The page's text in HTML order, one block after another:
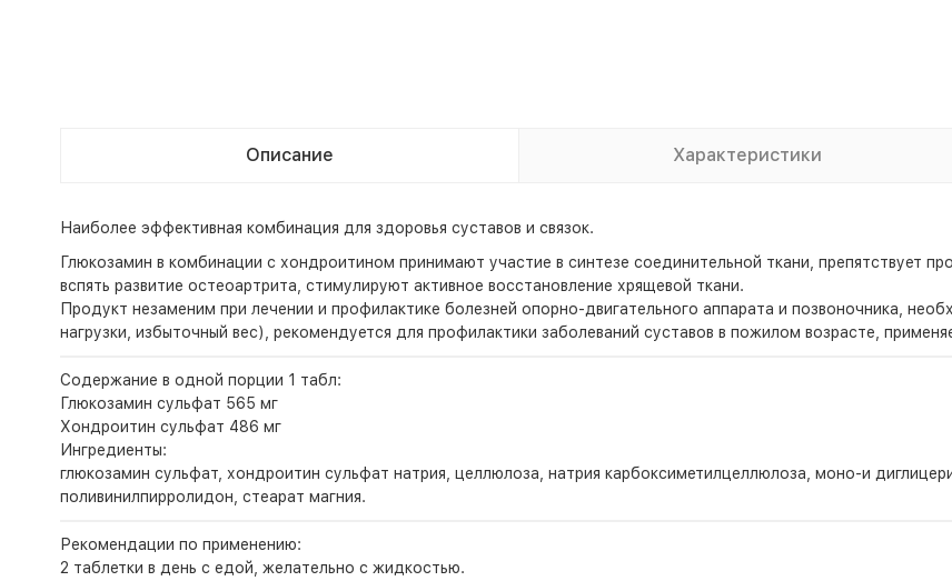
Описание Характеристики
Наиболее эффективная комбинация для здоровья суставов и связок.
Глюкозамин в комбинации с хондроитином принимают участие в синтезе соединительной ткани, препятствует
вспять развитие остеоартрита, стимулируют активное восстановление хрящевой ткани.
Продукт незаменим при лечении и профилактике болезней опорно-двигательного аппарата и позвоночника,
нагрузки, избыточный вес), рекомендуется для профилактики заболеваний суставов в пожилом возрасте,
Содержание в одной порции 1 табл:
Глюкозамин сульфат 565 мг
Хондроитин сульфат 486 мг
Ингредиенты:
глюкозамин сульфат, хондроитин сульфат натрия, целлюлоза, натрия карбоксиметилцеллюлоза, моно-и
поливинилпирролидон, стеарат магния.
Рекомендации по применению:
2 таблетки в день с едой, желательно с жидкостью.